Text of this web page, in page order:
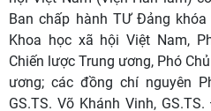
Ban chấp hành TƯ Đảng
Khoa học xã hội Việt Nam,
Chiến lược Trung ương, Phó
ương; các đồng chí nguyên
GS.TS. Võ Khánh Vinh,